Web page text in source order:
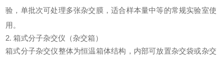
验，单批次可处理多张杂交膜，适合样本量中等的常规实验室使
用。
2. 箱式分子杂交仪（杂交箱）
箱式分子杂交仪整体为恒温箱体结构，内部可放置杂交袋或杂交